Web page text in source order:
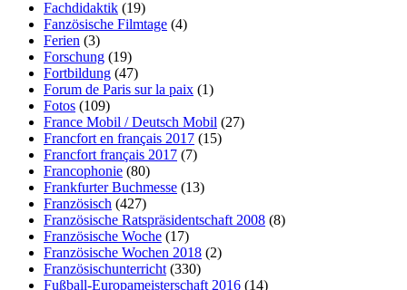
Fachdidaktik (19)
Fanzösische Filmtage (4)
Ferien (3)
Forschung (19)
Fortbildung (47)
Forum de Paris sur la paix (1)
Fotos (109)
France Mobil / Deutsch Mobil (27)
Francfort en français 2017 (15)
Francfort français 2017 (7)
Francophonie (80)
Frankfurter Buchmesse (13)
Französisch (427)
Französische Ratspräsidentschaft 2008 (8)
Französische Woche (17)
Französische Wochen 2018 (2)
Französischunterricht(330)
Fußball-Europameisterschaft 2016 (14)